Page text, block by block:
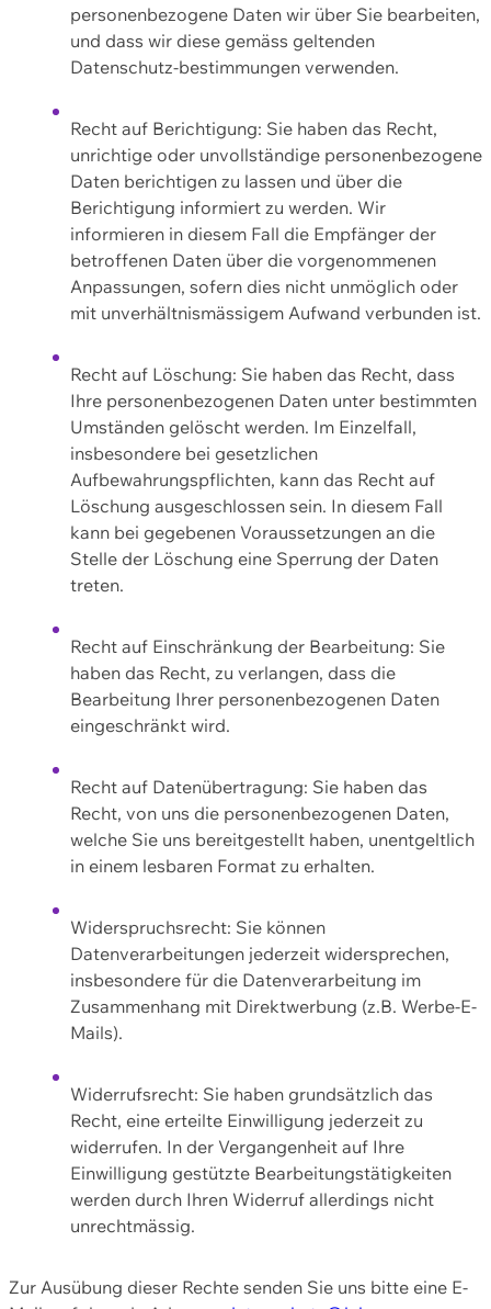
personenbezogene Daten wir über Sie bearbeiten,
und dass wir diese gemäss geltenden
Datenschutz-bestimmungen verwenden.
Recht auf Berichtigung: Sie haben das Recht,
unrichtige oder unvollständige personenbezogene
Daten berichtigen zu lassen und über die
Berichtigung informiert zu werden. Wir
informieren in diesem Fall die Empfänger der
betroffenen Daten über die vorgenommenen
Anpassungen, sofern dies nicht unmöglich oder
mit unverhältnismässigem Aufwand verbunden ist.
Recht auf Löschung: Sie haben das Recht, dass
Ihre personenbezogenen Daten unter bestimmten
Umständen gelöscht werden. Im Einzelfall,
insbesondere bei gesetzlichen
Aufbewahrungspflichten, kann das Recht auf
Löschung ausgeschlossen sein. In diesem Fall
kann bei gegebenen Voraussetzungen an die
Stelle der Löschung eine Sperrung der Daten
treten.
Recht auf Einschränkung der Bearbeitung: Sie
haben das Recht, zu verlangen, dass die
Bearbeitung Ihrer personenbezogenen Daten
eingeschränkt wird.
Recht auf Datenübertragung: Sie haben das
Recht, von uns die personenbezogenen Daten,
welche Sie uns bereitgestellt haben, unentgeltlich
in einem lesbaren Format zu erhalten.
Widerspruchsrecht: Sie können
Datenverarbeitungen jederzeit widersprechen,
insbesondere für die Datenverarbeitung im
Zusammenhang mit Direktwerbung (z.B. Werbe-E-
Mails).
Widerrufsrecht: Sie haben grundsätzlich das
Recht, eine erteilte Einwilligung jederzeit zu
widerrufen. In der Vergangenheit auf Ihre
Einwilligung gestützte Bearbeitungstätigkeiten
werden durch Ihren Widerruf allerdings nicht
unrechtmässig.
Zur Ausübung dieser Rechte senden Sie uns bitte eine E-